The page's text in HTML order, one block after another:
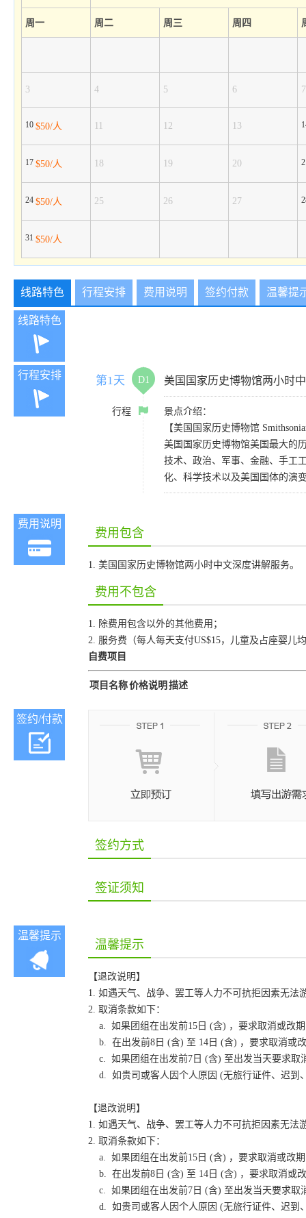
周一 周二 周三 周四
3 4 5 6 7
10 $50/人 11 12 13
17 $50/人 18 19 20
24 $50/人 25 26 27
31 $50/人
线路特色 行程安排 费用说明 签约付款 温馨提
线路特色
行程安排 第1天 D1 美国国家历史博物馆两小时
行程
景点介绍：
【美国国家历史博物馆
美国国家历史博物馆美国最大的
技术、政治、军事、金融、手工
化、科学技术以及美国国体的演
费用说明
费用包含
1. 美国国家历史博物馆两小时中文深度讲解服务。
费用不包含
1. 除费用包含以外的其他费用；
2. 服务费（每人每天支付US$15，儿童及占座婴儿
自费项目
项目名称价格说明 描述
签约/付款
签约方式
签证须知
温馨提示
温馨提示
【退改说明】
1. 如遇天气、战争、罢工等人力不可抗拒因素无
2. 取消条款如下：
a. 如果团组在出发前15日 (含) ，要求取消或改
b. 在出发前8日 (含) 至 14日 (含) ，要求取消或
c. 如果团组在出发前7日 (含) 至出发当天要求取
d. 如贵司或客人因个人原因 (无旅行证件、迟到
【退改说明】
1. 如遇天气、战争、罢工等人力不可抗拒因素无
2. 取消条款如下：
a. 如果团组在出发前15日 (含) ，要求取消或改
b. 在出发前8日 (含) 至 14日 (含) ，要求取消或
c. 如果团组在出发前7日 (含) 至出发当天要求取
d. 如贵司或客人因个人原因 (无旅行证件、迟到